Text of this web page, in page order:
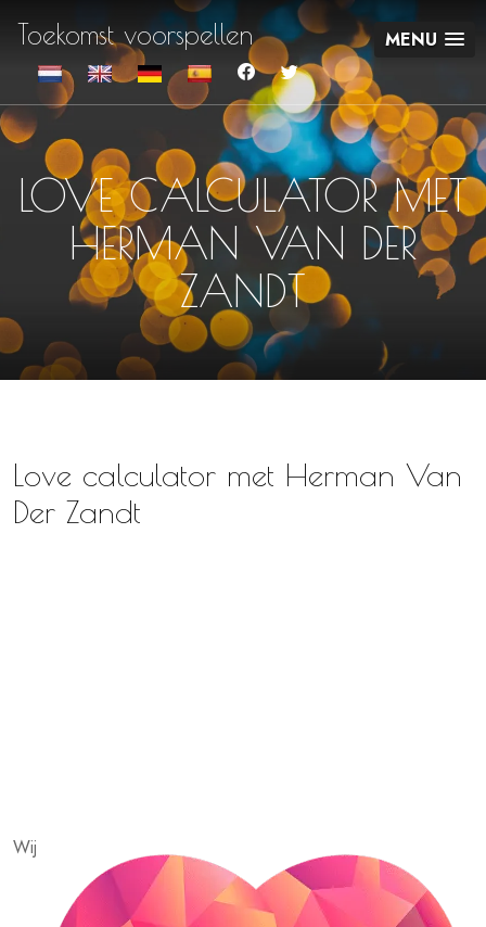
Toekomst voorspellen MENU
LOVE CALCULATOR MET
HERMAN VAN DER
ZANDT
Love calculator met Herman Van
Der Zandt
Wij